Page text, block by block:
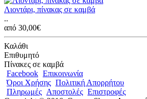
Λιοντάρι, πίνακας σε καμβά
..
από 30,00€
Καλάθι
Επιθυμητό
Πίνακες σε καμβά
Facebook Επικοινωνία
Όροι Χρήσης Πολιτική Απορρήτου
Πληρωμές Αποστολές Επιστροφές